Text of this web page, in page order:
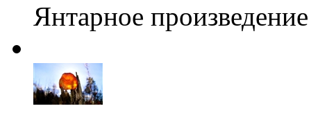
Янтарное произведение